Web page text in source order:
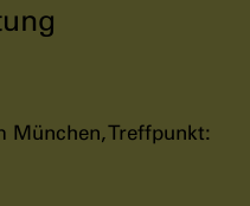
München, Treffpunkt: